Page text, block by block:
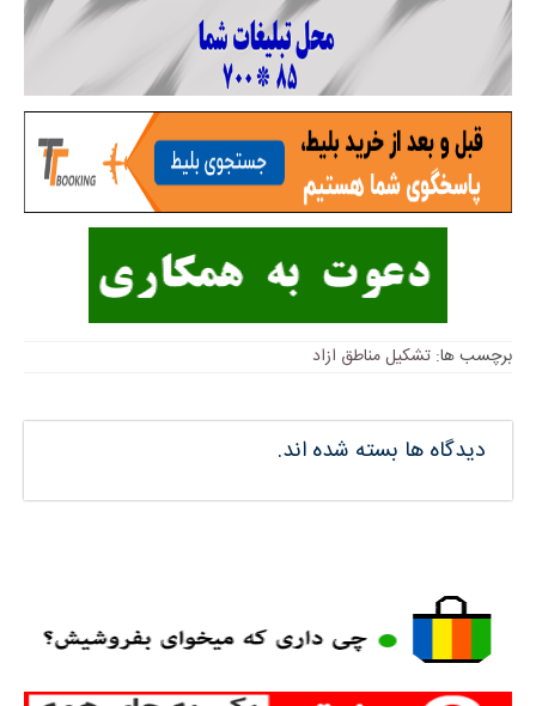
برچسب ها: تشکیل مناطق ازاد
دیدگاه ها بسته شده اند.